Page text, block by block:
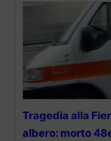
Tragedia alla
albero: morto